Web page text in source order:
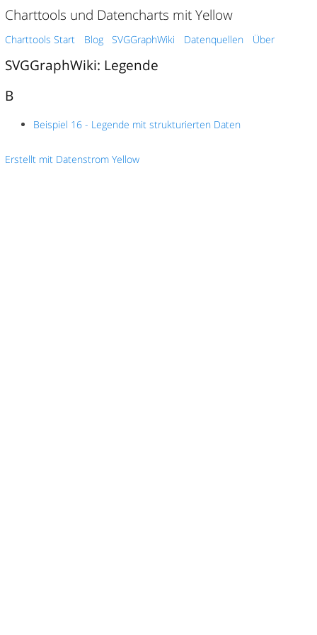
Charttools und Datencharts mit Yellow
Charttools Start Blog SVGGraphWiki Datenquellen Über
SVGGraphWiki: Legende
B
Beispiel 16 - Legende mit strukturierten Daten
Erstellt mit Datenstrom Yellow